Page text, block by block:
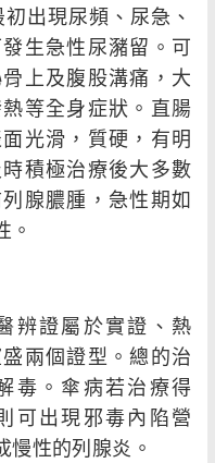
出現尿頻、尿急、
生急性尿瀦留。可
上及腹股溝痛，大
等全身症狀。直腸
光滑，質硬，有明
積極治療後大多數
腺膿腫，急性期如
。
證屬於實證、熱
兩個證型。總的治
毒。傘病若治療得
可出現邪毒內陷營
慢性的列腺炎。